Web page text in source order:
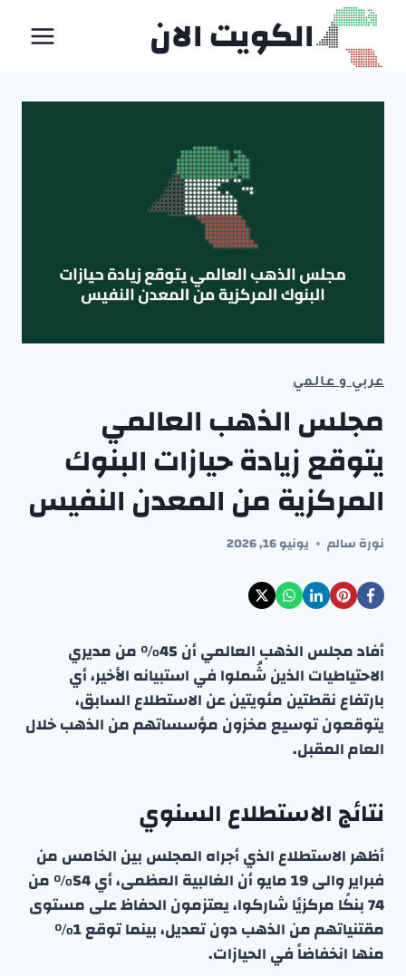
التجاوز
المحتوى
الكويت الان
عربي و عالمي
مجلس الذهب العالمي
يتوقع زيادة حيازات البنوك
المركزية من المعدن النفيس
نورة سالم يونيو 16, 2026
أفاد مجلس الذهب العالمي أن 45% من مديري
الاحتياطيات الذين شُملوا في استبيانه الأخير، أي
بارتفاع نقطتين مئويتين عن الاستطلاع السابق،
يتوقعون توسيع مخزون مؤسساتهم من الذهب خلال
العام المقبل.
نتائج الاستطلاع السنوي
أظهر الاستطلاع الذي أجراه المجلس بين الخامس من
فبراير والى 19 مايو أن الغالبية العظمى، أي 54% من
74 بنكًا مركزيًا شاركوا، يعتزمون الحفاظ على مستوى
مقتنياتهم من الذهب دون تعديل، بينما توقع 1%
منها انخفاضاً في الحيازات.